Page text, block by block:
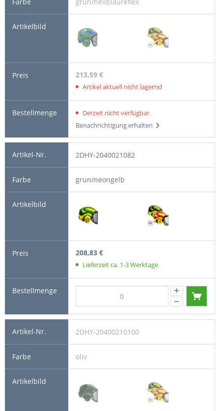
213,59 €
Artikel aktuell nicht lagernd
Derzeit nicht verfügbar.
Benachrichtigung erhalten
2DHY-2040021082
grün/neongelb
208,83 €
Lieferzeit ca. 1-3 Werktage
2DHY-20400210100
oliv